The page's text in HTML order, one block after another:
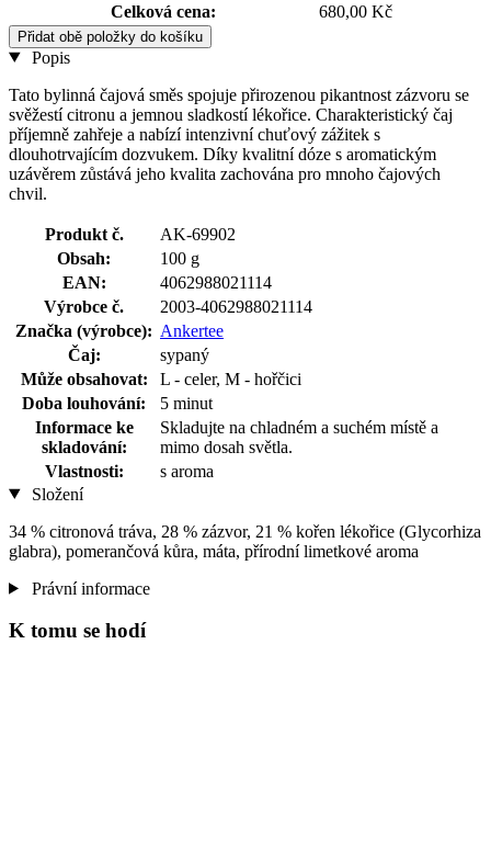
Celková cena:
680,00 Kč
Přidat obě položky do košíku
Popis
Tato bylinná čajová směs spojuje přirozenou pikantnost zázvoru se
svěžestí citronu a jemnou sladkostí lékořice. Charakteristický čaj
příjemně zahřeje a nabízí intenzivní chuťový zážitek s
dlouhotrvajícím dozvukem. Díky kvalitní dóze s aromatickým
uzávěrem zůstává jeho kvalita zachována pro mnoho čajových
chvil.
Produkt č.
AK-69902
Obsah:
100 g
EAN:
4062988021114
Výrobce č.
2003-4062988021114
Značka (výrobce): Ankertee
Čaj:
sypaný
Může obsahovat:
L - celer, M - hořčici
Doba louhování:
5 minut
Informace ke
skladování:
Skladujte na chladném a suchém místě a
mimo dosah světla.
Vlastnosti:
s aroma
Složení
34 % citronová tráva, 28 % zázvor, 21 % kořen lékořice (Glycorhiza
glabra), pomerančová kůra, máta, přírodní limetkové aroma
Právní informace
K tomu se hodí